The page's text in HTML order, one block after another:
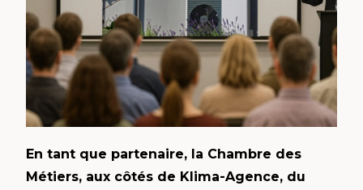
En tant que partenaire, la Chambre des
Métiers, aux côtés de Klima-Agence, du